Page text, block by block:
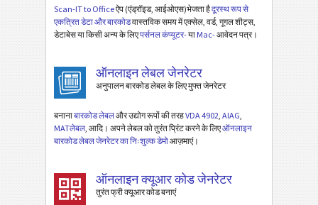
Scan-IT to Officeऐप (एंड्रॉइड, आईओएस)भेजता हैदूरस्थ रूप से
एकत्रित डेटा और बारकोडवास्तविक समय में एक्सेल, वर्ड, गूगल शीट्स,
डेटाबेस या किसी अन्य के लिएपर्सनल कंप्यूटर-या Mac-आवेदन पत्र।
ऑनलाइन लेबल जेनरेटर
अनुपालन बारकोड लेबल के लिए मुफ्त जेनरेटर
बनानाबारकोड लेबलऔर उद्योग रूपों की तरहVDA 4902 AIAG
MATलेबल , आदि। अपने लेबल को तुरंत प्रिंट करने के लिएऑनलाइन
बारकोड लेबल जेनरेटर का निःशुल्क डेमोआज़माएं।
ऑनलाइन क्यूआर कोड जेनरेटर
तुरंत फ्री क्यूआर कोड बनाएं